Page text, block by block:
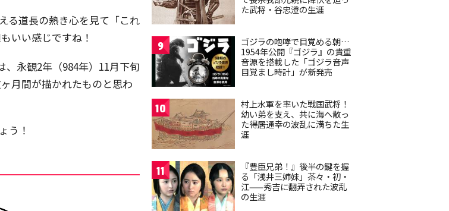
る道長の熱き心を見て「これ
いい感じですね！
永観2年（984年）11月下旬
月間が描かれたものと思わ
う！
た武将・谷忠澄の生涯
9
ゴジラの咆哮で目覚める朝…
1954年公開『ゴジラ』の貴重
音源を搭載した「ゴジラ音声
目覚まし時計」が新発売
10
村上水軍を率いた戦国武将！
幼い弟を支え、共に海へ散っ
た得居通幸の波乱に満ちた生
涯
11
『豊臣兄弟！』後半の鍵を握
る「浅井三姉妹」茶々・初・
江——秀吉に翻弄された波乱
の生涯